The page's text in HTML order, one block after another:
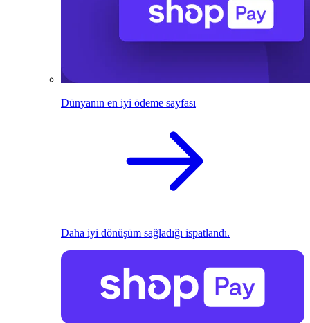
Dünyanın en iyi ödeme sayfası
Daha iyi dönüşüm sağladığı ispatlandı.